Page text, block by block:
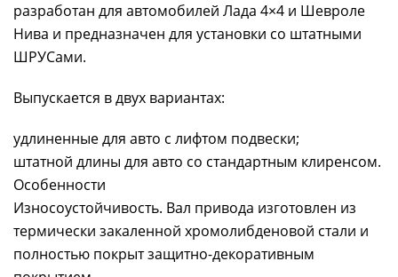
разработан для автомобилей Лада 4×4 и Шевроле
Нива и предназначен для установки со штатными
ШРУСами.
Выпускается в двух вариантах:
удлиненные для авто с лифтом подвески;
штатной длины для авто со стандартным клиренсом.
Особенности
Износоустойчивость. Вал привода изготовлен из
термически закаленной хромолибденовой стали и
полностью покрыт защитно-декоративным